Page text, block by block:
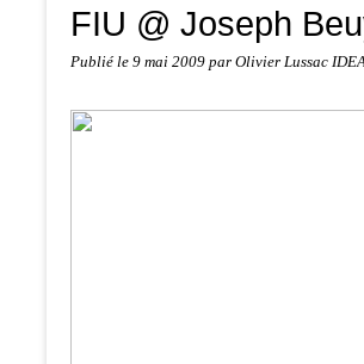
FIU @ Joseph
Publié le 9 mai 2009 par Olivier Lussac